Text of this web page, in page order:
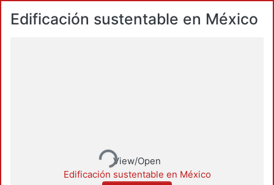
Edificación sustentable en México
Loading...View/Open
Edificación sustentable en México